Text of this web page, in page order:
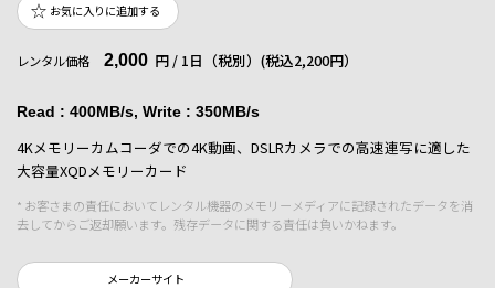
お気に入りに追加する
レンタル価格 2,000 円 / 1日（税別） (税込2,200円）
Read : 400MB/s, Write : 350MB/s
4Kメモリーカムコーダでの4K動画、DSLRカメラでの高速連写に適した
大容量XQDメモリーカード
* お客さまの責任においてレンタル機器のメモリーメディアに記録されたデータを消
去してからご返却願います。残存データに関する責任は負いかねます。
メーカーサイト